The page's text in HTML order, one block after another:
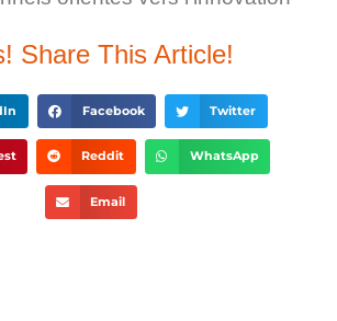
Share This Article!
Facebook Twitter
Reddit WhatsApp
Email